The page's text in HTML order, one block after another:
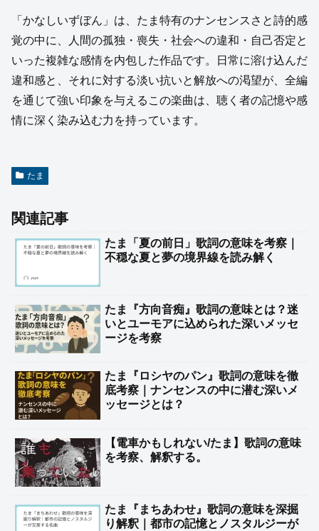
「かなしいずぼん」は、たま特有のナンセンスさと詩的感
覚の中に、人間の孤独・喪失・社会への違和・自己否定と
いった複雑な感情を内包した作品です。日常に溶け込んだ
違和感と、それに対する淡い抗いと解放への渇望が、全編
を通じて強い印象を与えるこの楽曲は、聴く者の記憶や感
情に深く染み込む力を持っています。
たま
関連記事
たま「夏の前日」歌詞の意味を考察｜
不穏な夏と夢の境界線を読み解く
たま『方向音痴』歌詞の意味とは？迷
いとユーモアに込められた深いメッセ
ージを考察
たま『ロシヤのパン』歌詞の意味を徹
底考察｜ナンセンスの中に潜む深いメ
ッセージとは？
【電車かもしれない/たま】歌詞の意味
を考察、解釈する。
たま『まちあわせ』歌詞の意味を深掘
り解釈｜都市の記憶とノスタルジーが